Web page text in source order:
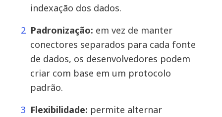
indexação dos dados.
Padronização: em vez de manter
conectores separados para cada fonte
de dados, os desenvolvedores podem
criar com base em um protocolo
padrão.
Flexibilidade: permite alternar